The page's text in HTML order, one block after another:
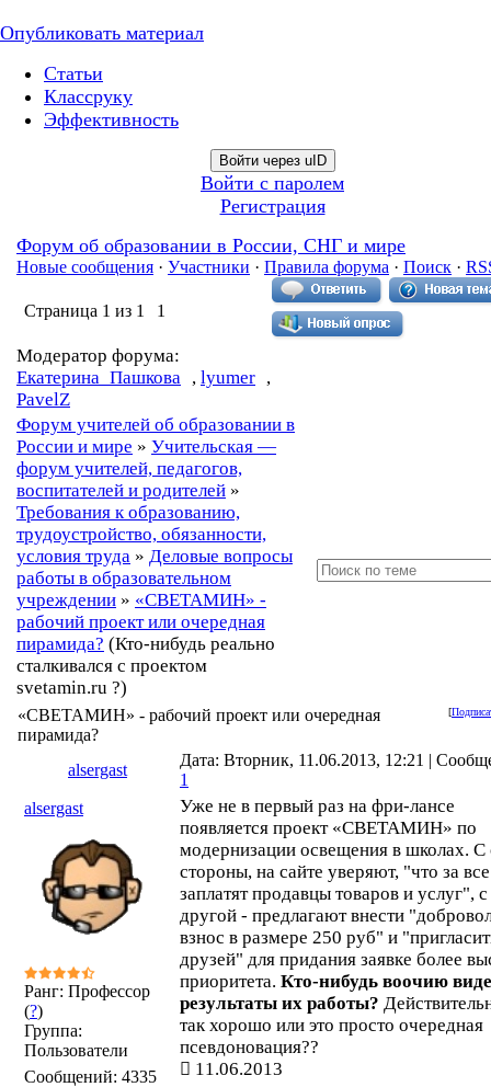
Опубликовать материал
Статьи
Классруку
Эффективность
Войти через uID
Войти с паролем
Регистрация
Форум об образовании в России, СНГ и мире
Новые сообщения · Участники · Правила форума · Поиск ·
Страница 1 из 1 1
Модератор форума:
Екатерина_Пашкова , lyumer ,
PavelZ
Форум учителей об образовании в
России и мире » Учительская —
форум учителей, педагогов,
воспитателей и родителей »
Требования к образованию,
трудоустройство, обязанности,
условия труда » Деловые вопросы
работы в образовательном
учреждении » «СВЕТАМИН» -
рабочий проект или очередная
пирамида? (Кто-нибудь реально
сталкивался с проектом
svetamin.ru ?)
[
«СВЕТАМИН» - рабочий проект или очередная
пирамида?
alsergast
Дата: Вторник, 11.06.2013, 12:21 |
1
alsergast
Ранг: Профессор
(?)
Группа:
Пользователи
Сообщений: 4335
Уже не в первый раз на фри-лансе
появляется проект «СВЕТАМИН» по
модернизации освещения в школах. С
стороны, на сайте уверяют, "что за все
заплатят продавцы товаров и услуг", с
другой - предлагают внести
взнос в размере 250 руб" и
друзей" для придания заявке более
приоритета. Кто-нибудь воочию
результаты их работы?
так хорошо или это просто очередная
псевдоновация??
11.06.2013